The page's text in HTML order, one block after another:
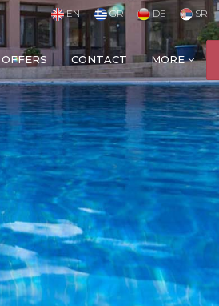
EN GR DE SR
OFFERS CONTACT MORE